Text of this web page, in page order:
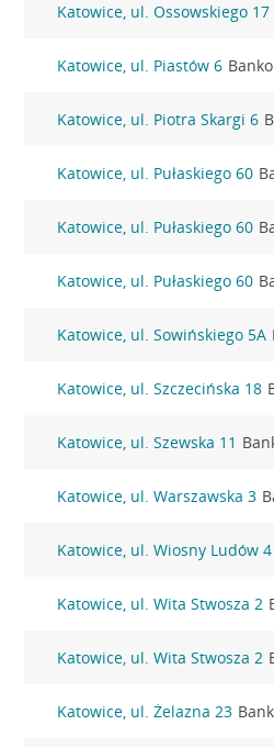
Katowice, ul. Ossowskiego 17
Katowice, ul. Piastów 6
Katowice, ul. Piotra Skargi 6
Katowice, ul. Pułaskiego 60
Katowice, ul. Pułaskiego 60
Katowice, ul. Pułaskiego 60
Katowice, ul. Sowińskiego 5A
Katowice, ul. Szczecińska 18
Katowice, ul. Szewska 11
Katowice, ul. Warszawska 3
Katowice, ul. Wiosny Ludów 4
Katowice, ul. Wita Stwosza 2
Katowice, ul. Wita Stwosza 2
Katowice, ul. Żelazna 23